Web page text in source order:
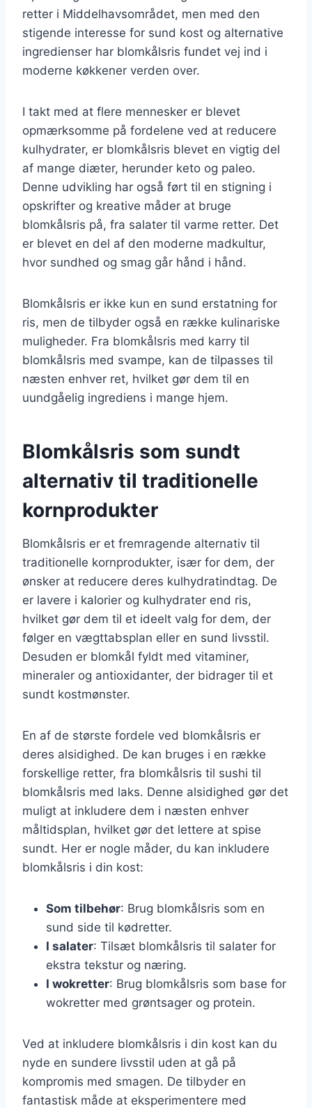
retter i Middelhavsområdet, men med den
stigende interesse for sund kost og alternative
ingredienser har blomkålsris fundet vej ind i
moderne køkkener verden over.
I takt med at flere mennesker er blevet
opmærksomme på fordelene ved at reducere
kulhydrater, er blomkålsris blevet en vigtig del
af mange diæter, herunder keto og paleo.
Denne udvikling har også ført til en stigning i
opskrifter og kreative måder at bruge
blomkålsris på, fra salater til varme retter. Det
er blevet en del af den moderne madkultur,
hvor sundhed og smag går hånd i hånd.
Blomkålsris er ikke kun en sund erstatning for
ris, men de tilbyder også en række kulinariske
muligheder. Fra blomkålsris med karry til
blomkålsris med svampe, kan de tilpasses til
næsten enhver ret, hvilket gør dem til en
uundgåelig ingrediens i mange hjem.
Blomkålsris som sundt
alternativ til traditionelle
kornprodukter
Blomkålsris er et fremragende alternativ til
traditionelle kornprodukter, især for dem, der
ønsker at reducere deres kulhydratindtag. De
er lavere i kalorier og kulhydrater end ris,
hvilket gør dem til et ideelt valg for dem, der
følger en vægttabsplan eller en sund livsstil.
Desuden er blomkål fyldt med vitaminer,
mineraler og antioxidanter, der bidrager til et
sundt kostmønster.
En af de største fordele ved blomkålsris er
deres alsidighed. De kan bruges i en række
forskellige retter, fra blomkålsris til sushi til
blomkålsris med laks. Denne alsidighed gør det
muligt at inkludere dem i næsten enhver
måltidsplan, hvilket gør det lettere at spise
sundt. Her er nogle måder, du kan inkludere
blomkålsris i din kost:
Som tilbehør: Brug blomkålsris som en
sund side til kødretter.
I salater: Tilsæt blomkålsris til salater for
ekstra tekstur og næring.
I wokretter: Brug blomkålsris som base for
wokretter med grøntsager og protein.
Ved at inkludere blomkålsris i din kost kan du
nyde en sundere livsstil uden at gå på
kompromis med smagen. De tilbyder en
fantastisk måde at eksperimentere med